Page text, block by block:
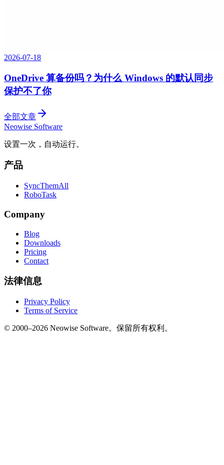
2026-07-18
OneDrive 算备份吗？为什么 Windows 的默认同步
保护不了你
全部文章
Neowise Software
设置一次，自动运行。
产品
SyncThemAll
RoboTask
Company
Blog
Downloads
Pricing
Contact
法律信息
Privacy Policy
Terms of Service
© 2000–2026 Neowise Software。保留所有权利。